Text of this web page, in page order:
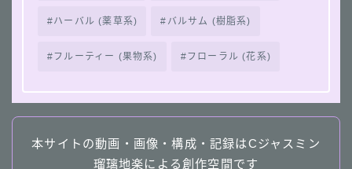
ハーバル (薬草系) バルサム (樹脂系)
フルーティー (果物系) フローラル (花系)
本サイトの動画・画像・構成・記録はCジャスミン
瑠璃地楽による創作空間です